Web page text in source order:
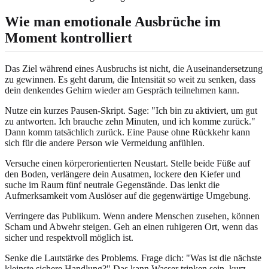
Wie man emotionale Ausbrüche im
Moment kontrolliert
Das Ziel während eines Ausbruchs ist nicht, die Auseinandersetzung
zu gewinnen. Es geht darum, die Intensität so weit zu senken, dass
dein denkendes Gehirn wieder am Gespräch teilnehmen kann.
Nutze ein kurzes Pausen-Skript. Sage: "Ich bin zu aktiviert, um gut
zu antworten. Ich brauche zehn Minuten, und ich komme zurück."
Dann komm tatsächlich zurück. Eine Pause ohne Rückkehr kann
sich für die andere Person wie Vermeidung anfühlen.
Versuche einen körperorientierten Neustart. Stelle beide Füße auf
den Boden, verlängere dein Ausatmen, lockere den Kiefer und
suche im Raum fünf neutrale Gegenstände. Das lenkt die
Aufmerksamkeit vom Auslöser auf die gegenwärtige Umgebung.
Verringere das Publikum. Wenn andere Menschen zusehen, können
Scham und Abwehr steigen. Geh an einen ruhigeren Ort, wenn das
sicher und respektvoll möglich ist.
Senke die Lautstärke des Problems. Frage dich: "Was ist die nächste